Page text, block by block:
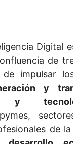
Digital
de
impulsar
y
y
de